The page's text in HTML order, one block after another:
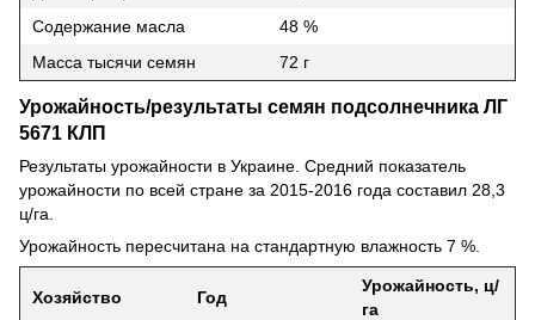
Содержание масла
48 %
Масса тысячи семян
72 г
Урожайность/результаты семян подсолнечника ЛГ
5671 КЛП
Результаты урожайности в Украине. Средний показатель
урожайности по всей стране за 2015-2016 года составил 28,3
ц/га.
Урожайность пересчитана на стандартную влажность 7 %.
Хозяйство Год
Урожайность, ц/
га